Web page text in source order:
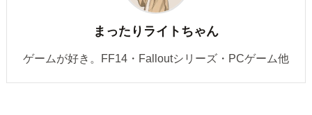
まったりライトちゃん
ゲームが好き。FF14・Falloutシリーズ・PCゲーム他